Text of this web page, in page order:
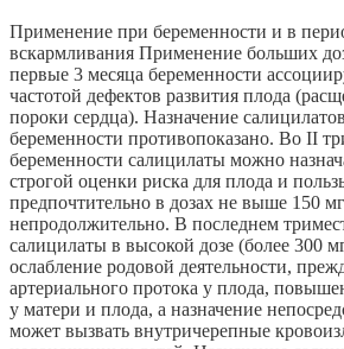
Применение при беременности и в
вскармливания Применение больших
первые 3 месяца беременности
частотой дефектов развития плода
пороки сердца). Назначение
беременности противопоказано. Во II
беременности салицилаты можно
строгой оценки риска для плода и
предпочтительно в дозах не выше 150
непродолжительно. В последнем
салицилаты в высокой дозе (более 300
ослабление родовой деятельности,
артериального протока у плода,
у матери и плода, а назначение
может вызвать внутричерепные